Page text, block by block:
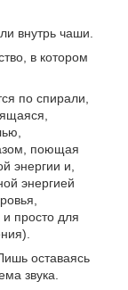
внутрь чаши.
в котором
по спирали,
поющая
энергии и,
энергией
и просто для
оставаясь
звука.